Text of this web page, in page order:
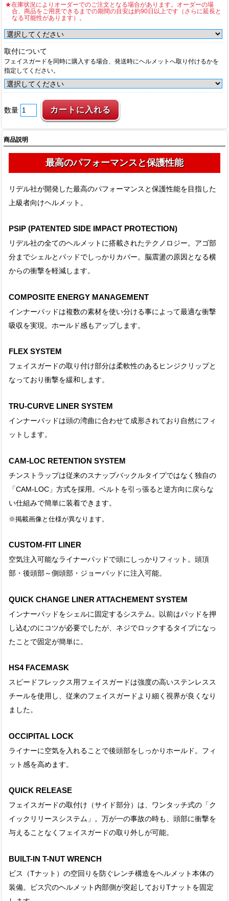
★在庫状況によりオーダーでのご注文となる場合があります。オーダーの場
合、商品をご用意できるまでの期間の目安は約90日以上です（さらに延長と
なる可能性があります）。
取付について
フェイスガードを同時に購入する場合、発送時にヘルメットへ取り付けるかを
指定してください。
数量
商品説明
最高のパフォーマンスと保護性能
リデル社が開発した最高のパフォーマンスと保護性能を目指した
上級者向けヘルメット。
PSIP (PATENTED SIDE IMPACT PROTECTION)
リデル社の全てのヘルメットに搭載されたテクノロジー。アゴ部
分までシェルとパッドでしっかりカバー。脳震盪の原因となる横
からの衝撃を軽減します。
COMPOSITE ENERGY MANAGEMENT
インナーパッドは複数の素材を使い分ける事によって最適な衝撃
吸収を実現。ホールド感もアップします。
FLEX SYSTEM
フェイスガードの取り付け部分は柔軟性のあるヒンジクリップと
なっており衝撃を緩和します。
TRU-CURVE LINER SYSTEM
インナーパッドは頭の湾曲に合わせて成形されており自然にフィ
ットします。
CAM-LOC RETENTION SYSTEM
チンストラップは従来のスナップバックルタイプではなく独自の
「CAM-LOC」方式を採用。ベルトを引っ張ると逆方向に戻らな
い仕組みで簡単に装着できます。
※掲載画像と仕様が異なります。
CUSTOM-FIT LINER
空気注入可能なライナーパッドで頭にしっかりフィット。頭頂
部・後頭部～側頭部・ジョーパッドに注入可能。
QUICK CHANGE LINER ATTACHEMENT SYSTEM
インナーパッドをシェルに固定するシステム。以前はパッドを押
し込むのにコツが必要でしたが、ネジでロックするタイプになっ
たことで固定が簡単に。
HS4 FACEMASK
スピードフレックス用フェイスガードは強度の高いステンレスス
チールを使用し、従来のフェイスガードより細く視界が良くなり
ました。
OCCIPITAL LOCK
ライナーに空気を入れることで後頭部をしっかりホールド。フィ
ット感を高めます。
QUICK RELEASE
フェイスガードの取付け（サイド部分）は、ワンタッチ式の「ク
イックリリースシステム」。万が一の事故の時も、頭部に衝撃を
与えることなくフェイスガードの取り外しが可能。
BUILT-IN T-NUT WRENCH
ビス（Tナット）の空回りを防ぐレンチ構造をヘルメット本体の
装備。ビス穴のヘルメット内部側が突起しておりTナットを固定